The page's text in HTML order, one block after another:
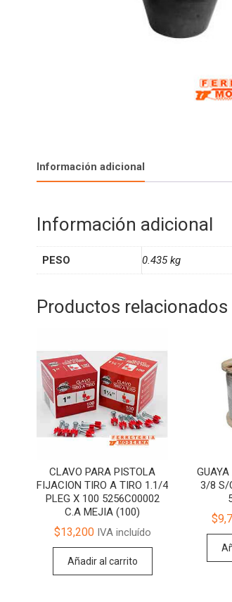
Información adicional
Información adicional
PESO 0.435 kg
Productos relacionados
CLAVO PARA PISTOLA
FIJACION TIRO A TIRO 1.1/4
PLEG X 100 5256C00002
C.A MEJIA (100)
$13,200IVA incluído
Añadir al carrito
3/8 S/
$